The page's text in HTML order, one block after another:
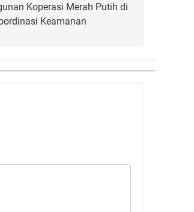
Koperasi Merah Putih di
Keamanan